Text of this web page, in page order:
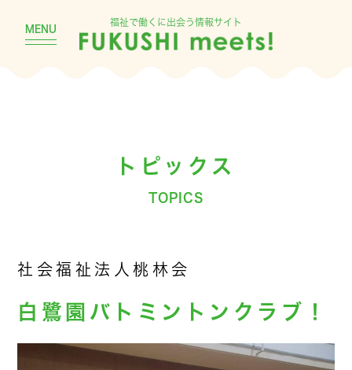
MENU
福祉で働くに出会う情報サイト
トピックス
TOPICS
社会福祉法人桃林会
白鷺園バトミントンクラブ！